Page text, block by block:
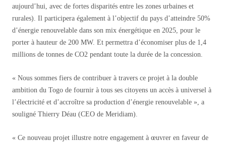
aujourd’hui, avec de fortes disparités entre les zones urbaines et
rurales). Il participera également à l’objectif du pays d’atteindre 50%
d’énergie renouvelable dans son mix énergétique en 2025, pour le
porter à hauteur de 200 MW. Et permettra d’économiser plus de 1,4
millions de tonnes de CO2 pendant toute la durée de la concession.
« Nous sommes fiers de contribuer à travers ce projet à la double
ambition du Togo de fournir à tous ses citoyens un accès à universel à
l’électricité et d’accroître sa production d’énergie renouvelable », a
souligné Thierry Déau (CEO de Meridiam).
« Ce nouveau projet illustre notre engagement à œuvrer en faveur de